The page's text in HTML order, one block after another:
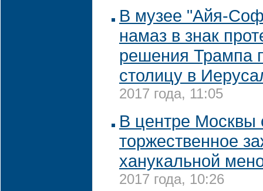
В музее "Айя-
намаз в знак
решения Трампа
столицу в
2017 года, 11:05
В центре Москвы
торжественное
ханукальной
2017 года, 10:26